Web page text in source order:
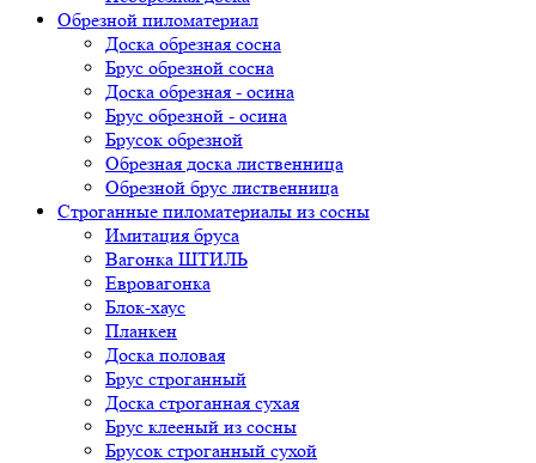
Обрезной пиломатериал
Доска обрезная сосна
Брус обрезной сосна
Доска обрезная - осина
Брус обрезной - осина
Брусок обрезной
Обрезная доска лиственница
Обрезной брус лиственница
Строганные пиломатериалы из сосны
Имитация бруса
Вагонка ШТИЛЬ
Евровагонка
Блок-хаус
Планкен
Доска половая
Брус строганный
Доска строганная сухая
Брус клееный из сосны
Брусок строганный сухой